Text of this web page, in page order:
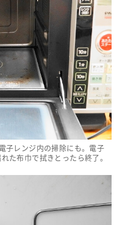
子レンジ内の掃除にも。電子
た布巾で拭きとったら終了。